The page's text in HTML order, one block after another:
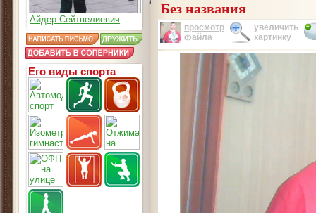
Айдер Сейтвелиевич
Его виды спорта
Без названия
просмотр
файла
увеличить
картинку